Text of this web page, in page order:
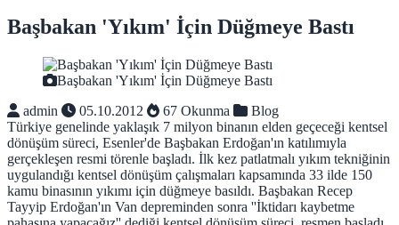
Başbakan 'Yıkım' İçin Düğmeye Bastı
Başbakan 'Yıkım' İçin Düğmeye Bastı
admin
05.10.2012 67 Okunma
Blog
Türkiye genelinde yaklaşık 7 milyon binanın elden geçeceği kentsel
dönüşüm süreci, Esenler'de Başbakan Erdoğan'ın katılımıyla
gerçekleşen resmi törenle başladı. İlk kez patlatmalı yıkım tekniğinin
uygulandığı kentsel dönüşüm çalışmaları kapsamında 33 ilde 150
kamu binasının yıkımı için düğmeye basıldı. Başbakan Recep
Tayyip Erdoğan'ın Van depreminden sonra ''İktidarı kaybetme